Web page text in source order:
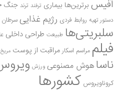
آفیس برترین‌ها بیماری ترفند ترند جنگ
دستور تهیه روابط فردی رژیم غذاییسرطان
سلبریتی‌ها طبیعت طراحی داخلی
فیلم مراسم اسکارمراقبت از پوست مریخ
ناساهوش مصنوعی ورزش
کروناویروس کشورها